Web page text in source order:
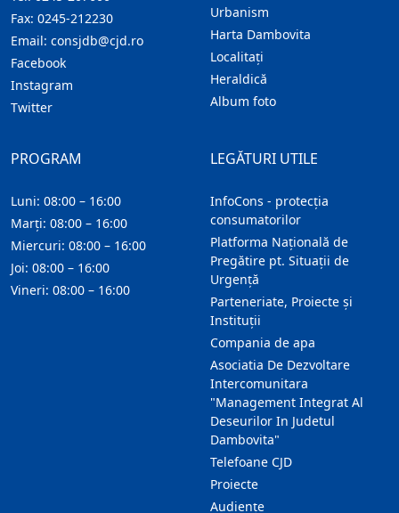
Fax: 0245-212230
Email: consjdb@cjd.ro
Facebook
Instagram
Twitter
Urbanism
Harta Dambovita
Localitaţi
Heraldică
Album foto
LEGĂTURI UTILE
InfoCons - protecția
consumatorilor
Platforma Națională de
Pregătire pt. Situații de
Urgență
Parteneriate, Proiecte și
Instituții
Compania de apa
Asociatia De Dezvoltare
Intercomunitara
"Management Integrat Al
Deseurilor In Judetul
Dambovita"
Telefoane CJD
Proiecte
Audienţe
PROGRAM
Luni: 08:00 – 16:00
Marți: 08:00 – 16:00
Miercuri: 08:00 – 16:00
Joi: 08:00 – 16:00
Vineri: 08:00 – 16:00